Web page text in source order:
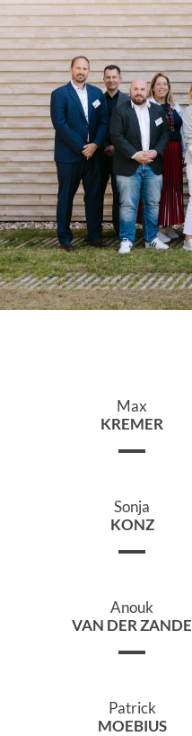
Max
KREMER
Sonja
KONZ
Anouk
VAN DER ZANDE
Patrick
MOEBIUS